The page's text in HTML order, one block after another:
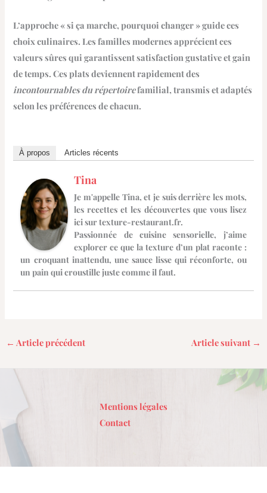
L’approche « si ça marche, pourquoi changer » guide ces
choix culinaires. Les familles modernes apprécient ces
valeurs sûres qui garantissent satisfaction gustative et gain
de temps. Ces plats deviennent rapidement des
incontournables du répertoirefamilial, transmis et adaptés
selon les préférences de chacun.
À propos Articles récents
Tina
Je m'appelle Tina, et je suis derrière les mots,
les recettes et les découvertes que vous lisez
ici sur texture-restaurant.fr.
Passionnée de cuisine sensorielle, j’aime
explorer ce que la texture d’un plat raconte :
un croquant inattendu, une sauce lisse qui réconforte, ou
un pain qui croustille juste comme il faut.
← Article précédent Article suivant →
Mentions légales
Contact